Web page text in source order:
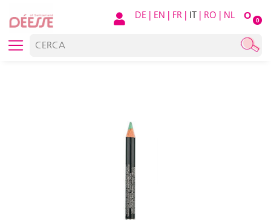
O 0
DE | EN | FR | IT | RO | NL